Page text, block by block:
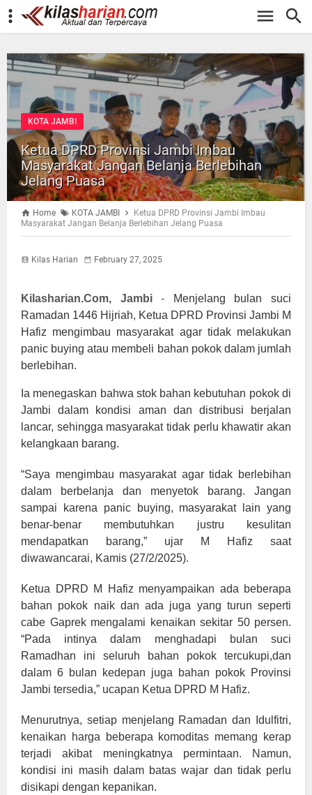
-->
KOTA JAMBI
Ketua DPRD Provinsi Jambi Imbau
Masyarakat Jangan Belanja Berlebihan
Jelang Puasa
Home KOTA JAMBI
Ketua DPRD Provinsi Jambi Imbau
Masyarakat Jangan Belanja Berlebihan Jelang Puasa
Kilas Harian February 27, 2025
Kilasharian.Com, Jambi-
Menjelang bulan suci
Ramadan 1446 Hijriah, Ketua DPRD Provinsi Jambi M
Hafiz mengimbau masyarakat agar tidak melakukan
panic buying atau membeli bahan pokok dalam jumlah
berlebihan.
Ia menegaskan bahwa stok bahan kebutuhan pokok di
Jambi dalam kondisi aman dan distribusi berjalan
lancar, sehingga masyarakat tidak perlu khawatir akan
kelangkaan barang.
“Saya mengimbau masyarakat agar tidak berlebihan
dalam berbelanja dan menyetok barang. Jangan
sampai karena panic buying, masyarakat lain yang
benar-benar membutuhkan justru kesulitan
mendapatkan barang,” ujar M Hafiz saat
diwawancarai, Kamis (27/2/2025).
Ketua DPRD M Hafiz menyampaikan ada beberapa
bahan pokok naik dan ada juga yang turun seperti
cabe Gaprek mengalami kenaikan sekitar 50 persen.
“Pada intinya dalam menghadapi bulan suci
Ramadhan ini seluruh bahan pokok tercukupi,dan
dalam 6 bulan kedepan juga bahan pokok Provinsi
Jambi tersedia,” ucapan Ketua DPRD M Hafiz.
Menurutnya, setiap menjelang Ramadan dan Idulfitri,
kenaikan harga beberapa komoditas memang kerap
terjadi akibat meningkatnya permintaan. Namun,
kondisi ini masih dalam batas wajar dan tidak perlu
disikapi dengan kepanikan.